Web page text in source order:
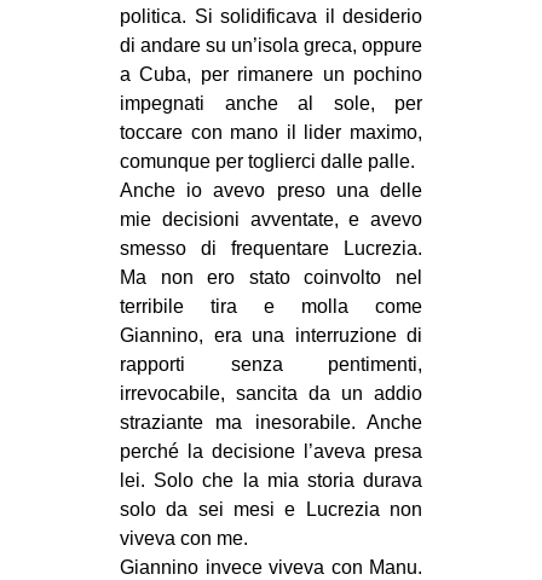
politica. Si solidificava il desiderio
di andare su un’isola greca, oppure
a Cuba, per rimanere un pochino
impegnati anche al sole, per
toccare con mano il lider maximo,
comunque per toglierci dalle palle.
Anche io avevo preso una delle
mie decisioni avventate, e avevo
smesso di frequentare Lucrezia.
Ma non ero stato coinvolto nel
terribile tira e molla come
Giannino, era una interruzione di
rapporti senza pentimenti,
irrevocabile, sancita da un addio
straziante ma inesorabile. Anche
perché la decisione l’aveva presa
lei. Solo che la mia storia durava
solo da sei mesi e Lucrezia non
viveva con me.
Giannino invece viveva con Manu.